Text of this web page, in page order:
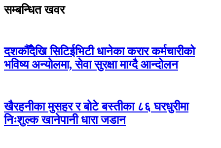
सम्बन्धित खवर
दशकौँदेखि सिटिईभिटी धानेका करार कर्मचारीको
भविष्य अन्योलमा, सेवा सुरक्षा माग्दै आन्दोलन
खैरहनीका मुसहर र बोटे बस्तीका ८६ घरधुरीमा
निःशुल्क खानेपानी धारा जडान